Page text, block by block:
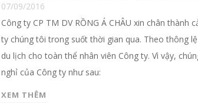
07/09/2016
Công ty CP TM DV RỒNG Á CHÂU xin chân
ty chúng tôi trong suốt thời gian qua. Theo thông
du lịch cho toàn thể nhân viên Công ty. Vì vậy,
nghỉ của Công ty như sau:
XEM THÊM